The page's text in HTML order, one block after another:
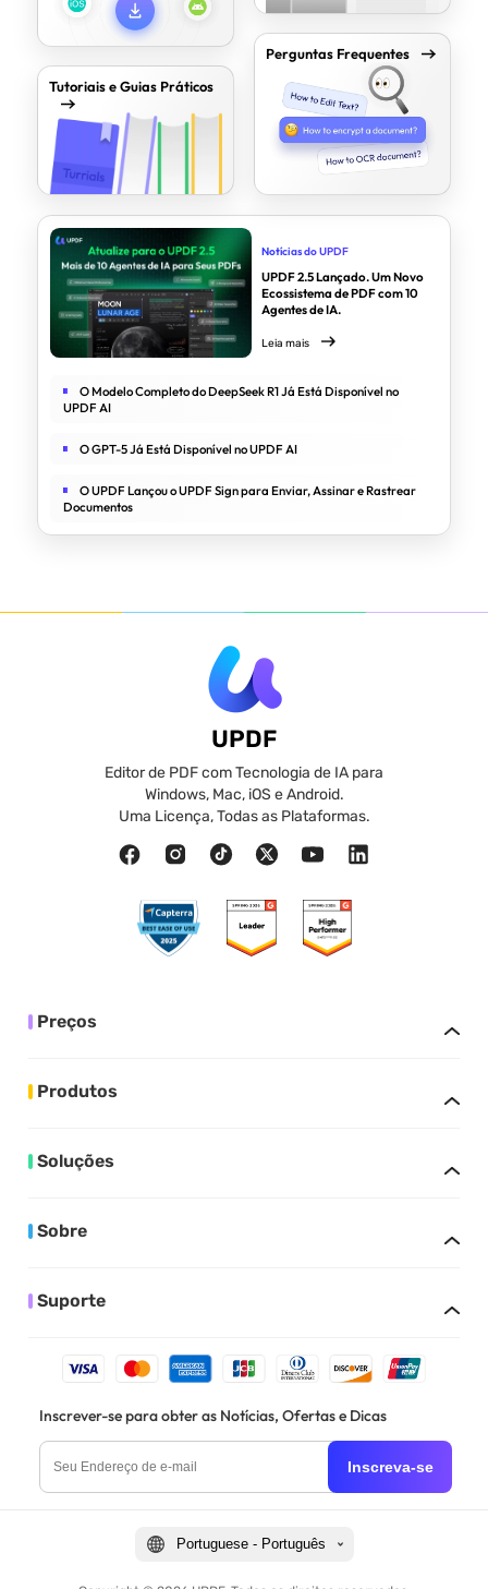
UPDF
Editor de PDF com Tecnologia de IA para
Windows, Mac, iOS e Android.
Uma Licença, Todas as Plataformas.
Preços
Produtos
Soluções
Sobre
Suporte
Inscrever-se para obter as Notícias, Ofertas e Dicas
Inscreva-se
Portuguese - Português